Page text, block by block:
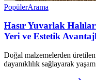
PopülerArama
Hasır Yuvarlak
Yeri ve Estetik
Doğal malzemelerden
dayanıklılık sağlayarak